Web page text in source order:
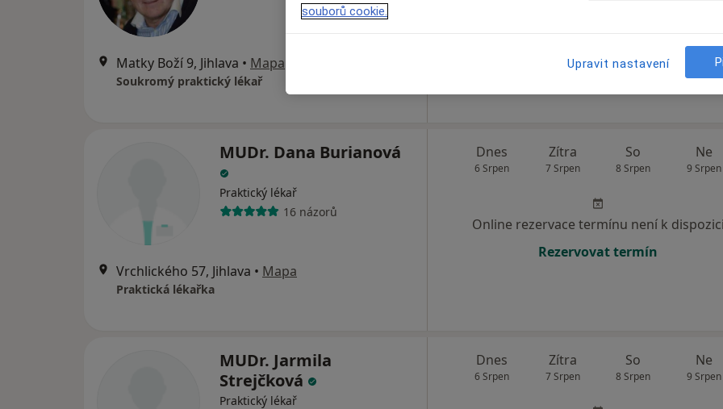
Matky Boží 9, Jihlava • Mapa
Soukromý praktický lékař
MUDr. Dana Burianová
Praktický lékař
16 názorů
Vrchlického 57, Jihlava • Mapa
Praktická lékařka
Dnes
6 Srpen
Zítra
7 Srpen
So
8 Srpen
Ne
9 Srpen
Online rezervace termínu není k dispozici
Rezervovat termín
MUDr. Jarmila
Strejčková
Praktický lékař
Dnes
6 Srpen
Zítra
7 Srpen
So
8 Srpen
Ne
9 Srpen
souborů cookie.
Upravit nastavení